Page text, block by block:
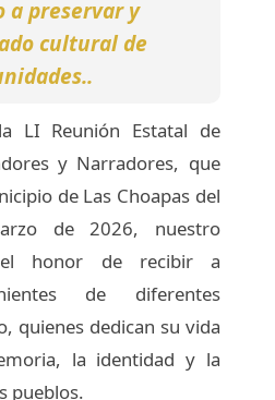
a preservar y
cultural de
LI Reunión Estatal de
y Narradores, que
de Las Choapas del
de 2026, nuestro
honor de recibir a
de diferentes
quienes dedican su vida
la identidad y la
pueblos.